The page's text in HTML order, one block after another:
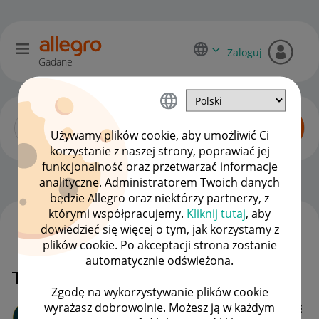
Używamy plików cookie, aby umożliwić Ci
korzystanie z naszej strony, poprawiać jej
funkcjonalność oraz przetwarzać informacje
analityczne. Administratorem Twoich danych
będzie Allegro oraz niektórzy partnerzy, z
którymi współpracujemy. Kliknij tutaj, aby
dowiedzieć się więcej o tym, jak korzystamy z
plików cookie. Po akceptacji strona zostanie
automatycznie odświeżona.
Zgodę na wykorzystywanie plików cookie
wyrażasz dobrowolnie. Możesz ją w każdym
Gadane
Zaloguj
Allegro One dla kupujących OPCJE
Termin dostawy paczki
lalas123
WSZYSTKIE TEMATY